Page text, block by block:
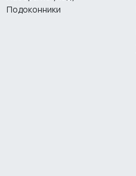
Подоконники